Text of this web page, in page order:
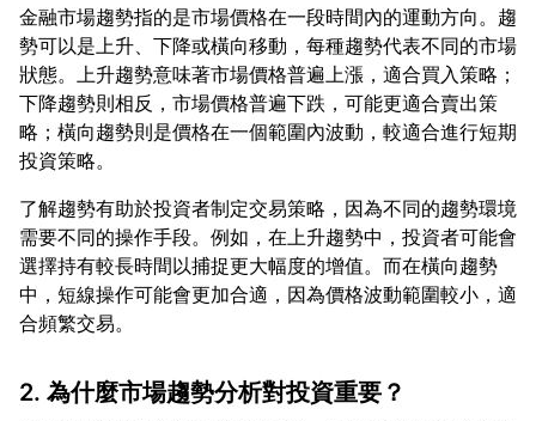
金融市場趨勢指的是市場價格在一段時間內的運動方向。趨
勢可以是上升、下降或橫向移動，每種趨勢代表不同的市場
狀態。上升趨勢意味著市場價格普遍上漲，適合買入策略；
下降趨勢則相反，市場價格普遍下跌，可能更適合賣出策
略；橫向趨勢則是價格在一個範圍內波動，較適合進行短期
了解趨勢有助於投資者制定交易策略，因為不同的趨勢環境
需要不同的操作手段。例如，在上升趨勢中，投資者可能會
選擇持有較長時間以捕捉更大幅度的增值。而在橫向趨勢
中，短線操作可能會更加合適，因為價格波動範圍較小，適
2. 為什麼市場趨勢分析對投資重要？